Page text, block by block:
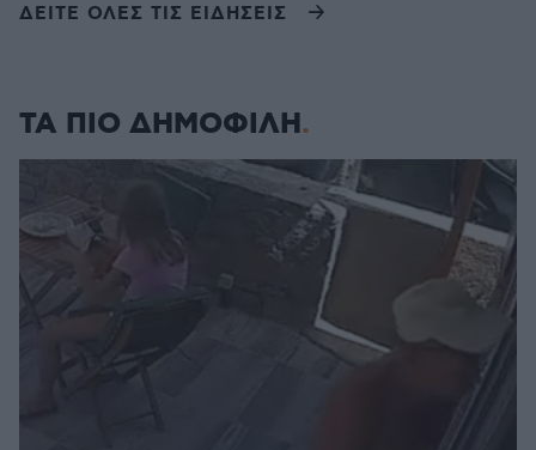
ΔΕΙΤΕ ΟΛΕΣ ΤΙΣ ΕΙΔΗΣΕΙΣ
ΤΑ ΠΙΟ ΔΗΜΟΦΙΛΗ